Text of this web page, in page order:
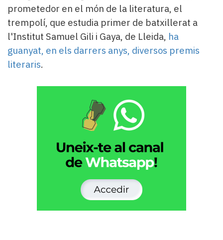
prometedor en el món de la literatura, el
trempolí, que estudia primer de batxillerat a
l'Institut Samuel Gili i Gaya, de Lleida, ha
guanyat, en els darrers anys, diversos premis
literaris.